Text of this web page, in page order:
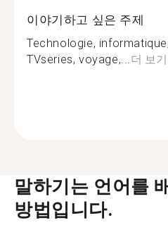
이야기하고 싶은 주제
Technologie,
TVseries, voyage,... 더 보기
말하기는 언어를
방법입니다.